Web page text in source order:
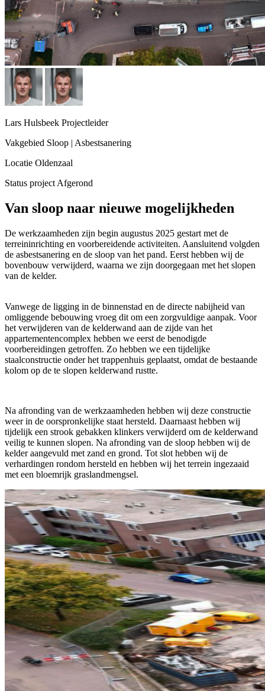
Lars Hulsbeek Projectleider
Vakgebied Sloop | Asbestsanering
Locatie Oldenzaal
Status project Afgerond
Van sloop naar nieuwe mogelijkheden
De werkzaamheden zijn begin augustus 2025 gestart met de
terreininrichting en voorbereidende activiteiten. Aansluitend volgden
de asbestsanering en de sloop van het pand. Eerst hebben wij de
bovenbouw verwijderd, waarna we zijn doorgegaan met het slopen
van de kelder.
Vanwege de ligging in de binnenstad en de directe nabijheid van
omliggende bebouwing vroeg dit om een zorgvuldige aanpak. Voor
het verwijderen van de kelderwand aan de zijde van het
appartementencomplex hebben we eerst de benodigde
voorbereidingen getroffen. Zo hebben we een tijdelijke
staalconstructie onder het trappenhuis geplaatst, omdat de bestaande
kolom op de te slopen kelderwand rustte.
Na afronding van de werkzaamheden hebben wij deze constructie
weer in de oorspronkelijke staat hersteld. Daarnaast hebben wij
tijdelijk een strook gebakken klinkers verwijderd om de kelderwand
veilig te kunnen slopen. Na afronding van de sloop hebben wij de
kelder aangevuld met zand en grond. Tot slot hebben wij de
verhardingen rondom hersteld en hebben wij het terrein ingezaaid
met een bloemrijk graslandmengsel.